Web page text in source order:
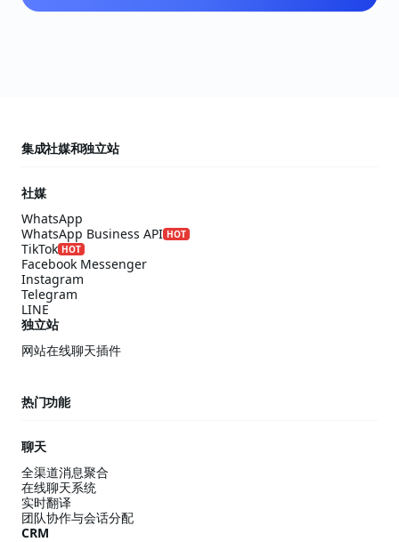
集成社媒和独立站
社媒
WhatsApp
WhatsApp Business API HOT
TikTok HOT
Facebook Messenger
Instagram
Telegram
LINE
独立站
网站在线聊天插件
热门功能
聊天
全渠道消息聚合
在线聊天系统
实时翻译
团队协作与会话分配
CRM